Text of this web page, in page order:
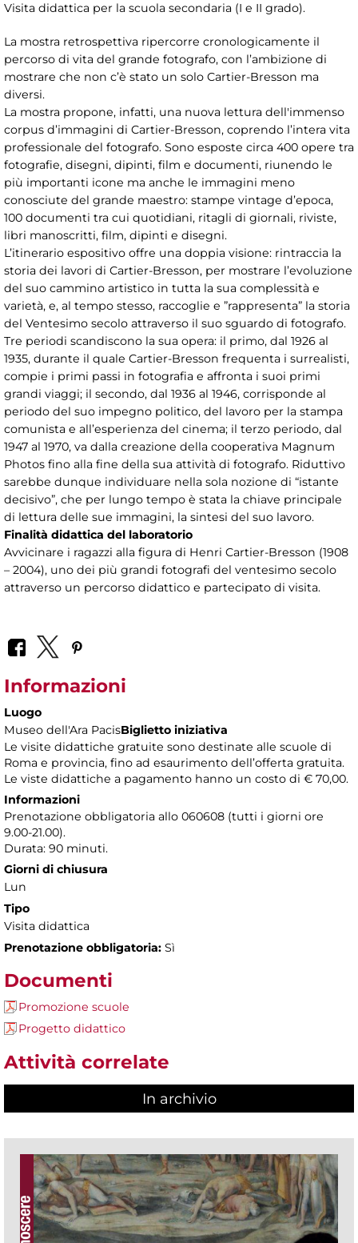
Visita didattica per la scuola secondaria (I e II grado).
La mostra retrospettiva ripercorre cronologicamente il
percorso di vita del grande fotografo, con l’ambizione di
mostrare che non c’è stato un solo Cartier-Bresson ma
diversi.
La mostra propone, infatti, una nuova lettura dell'immenso
corpus d’immagini di Cartier-Bresson, coprendo l’intera vita
professionale del fotografo. Sono esposte circa 400 opere tra
fotografie, disegni, dipinti, film e documenti, riunendo le
più importanti icone ma anche le immagini meno
conosciute del grande maestro: stampe vintage d’epoca,
100 documenti tra cui quotidiani, ritagli di giornali, riviste,
libri manoscritti, film, dipinti e disegni.
L’itinerario espositivo offre una doppia visione: rintraccia la
storia dei lavori di Cartier-Bresson, per mostrare l’evoluzione
del suo cammino artistico in tutta la sua complessità e
varietà, e, al tempo stesso, raccoglie e ”rappresenta” la storia
del Ventesimo secolo attraverso il suo sguardo di fotografo.
Tre periodi scandiscono la sua opera: il primo, dal 1926 al
1935, durante il quale Cartier-Bresson frequenta i surrealisti,
compie i primi passi in fotografia e affronta i suoi primi
grandi viaggi; il secondo, dal 1936 al 1946, corrisponde al
periodo del suo impegno politico, del lavoro per la stampa
comunista e all’esperienza del cinema; il terzo periodo, dal
1947 al 1970, va dalla creazione della cooperativa Magnum
Photos fino alla fine della sua attività di fotografo. Riduttivo
sarebbe dunque individuare nella sola nozione di “istante
decisivo”, che per lungo tempo è stata la chiave principale
di lettura delle sue immagini, la sintesi del suo lavoro.
Finalità didattica del laboratorio
Avvicinare i ragazzi alla figura di Henri Cartier-Bresson (1908
– 2004), uno dei più grandi fotografi del ventesimo secolo
attraverso un percorso didattico e partecipato di visita.
Informazioni
Luogo
Museo dell'Ara PacisBiglietto iniziativa
Le visite didattiche gratuite sono destinate alle scuole di
Roma e provincia, fino ad esaurimento dell’offerta gratuita.
Le viste didattiche a pagamento hanno un costo di € 70,00.
Informazioni
Prenotazione obbligatoria allo 060608 (tutti i giorni ore
9.00-21.00).
Durata: 90 minuti.
Giorni di chiusura
Lun
Tipo
Visita didattica
Prenotazione obbligatoria: Sì
Documenti
Promozione scuole
Progetto didattico
Attività correlate
In archivio